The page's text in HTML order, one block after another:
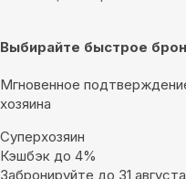
Выбирайте быстрое
Мгновенное
хозяина
Суперхозяин
Кэшбэк до 4%
Забронируйте до 31